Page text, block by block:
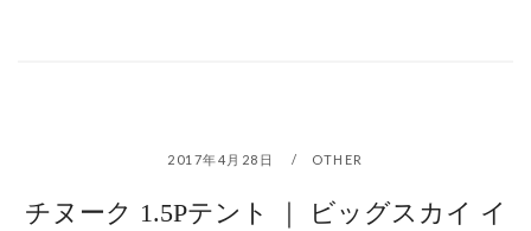
2017年4月28日 OTHER
チヌーク 1.5Pテント ｜ ビッグスカイ イ